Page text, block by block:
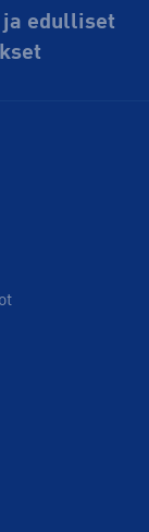
ja edulliset